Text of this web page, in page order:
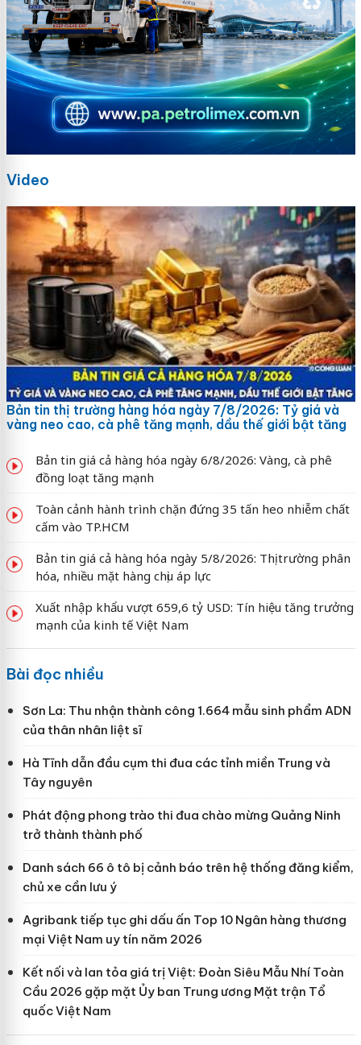
Video
Bản tin thị trường hàng hóa ngày 7/8/2026: Tỷ giá và
vàng neo cao, cà phê tăng mạnh, dầu thế giới bật tăng
Bản tin giá cả hàng hóa ngày 6/8/2026: Vàng, cà phê
đồng loạt tăng mạnh
Toàn cảnh hành trình chặn đứng 35 tấn heo nhiễm chất
cấm vào TP.HCM
Bản tin giá cả hàng hóa ngày 5/8/2026: Thị trường phân
hóa, nhiều mặt hàng chịu áp lực
Xuất nhập khẩu vượt 659,6 tỷ USD: Tín hiệu tăng trưởng
mạnh của kinh tế Việt Nam
Bài đọc nhiều
Sơn La: Thu nhận thành công 1.664 mẫu sinh phẩm ADN
của thân nhân liệt sĩ
Hà Tĩnh dẫn đầu cụm thi đua các tỉnh miền Trung và
Tây nguyên
Phát động phong trào thi đua chào mừng Quảng Ninh
trở thành thành phố
Danh sách 66 ô tô bị cảnh báo trên hệ thống đăng kiểm,
chủ xe cần lưu ý
Agribank tiếp tục ghi dấu ấn Top 10 Ngân hàng thương
mại Việt Nam uy tín năm 2026
Kết nối và lan tỏa giá trị Việt: Đoàn Siêu Mẫu Nhí Toàn
Cầu 2026 gặp mặt Ủy ban Trung ương Mặt trận Tổ
quốc Việt Nam